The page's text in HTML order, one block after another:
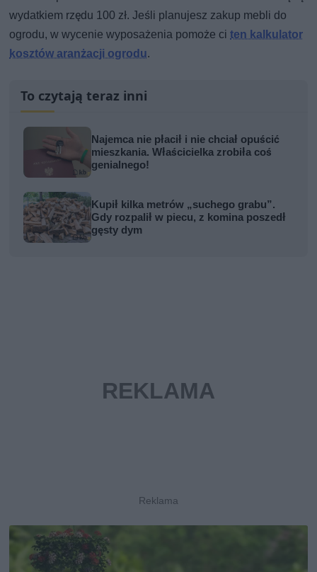
wydatkiem rzędu 100 zł. Jeśli planujesz zakup mebli do
ogrodu, w wycenie wyposażenia pomoże citen kalkulator
kosztów aranżacji ogrodu.
To czytają teraz inni
Najemca nie płacił i nie chciał opuścić
mieszkania. Właścicielka zrobiła coś
genialnego!
Kupił kilka metrów „suchego grabu”.
Gdy rozpalił w piecu, z komina poszedł
gęsty dym